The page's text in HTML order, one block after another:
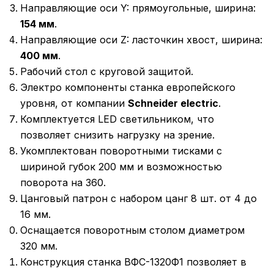
Направляющие оси Y: прямоугольные, ширина:
154 мм.
Направляющие оси Z: ласточкин хвост, ширина:
400 мм.
Рабочий стол с круговой защитой.
Электро компоненты станка европейского
уровня, от компании Schneider electric.
Комплектуется LED светильником, что
позволяет снизить нагрузку на зрение.
Укомплектован поворотными тисками с
шириной губок 200 мм и возможностью
поворота на 360.
Цанговый патрон с набором цанг 8 шт. от 4 до
16 мм.
Оснащается поворотным столом диаметром
320 мм.
Конструкция станка ВФС-1320Ф1 позволяет в